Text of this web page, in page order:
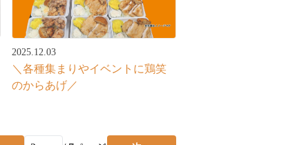
2025.12.03
＼各種集まりやイベントに鶏笑
のからあげ／